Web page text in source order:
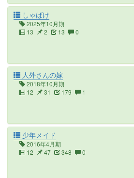
しゃばけ
2025年10月期
13
2 13 0
人外さんの嫁
2018年10月期
12
31 179 1
少年メイド
2016年4月期
12
47 348 0